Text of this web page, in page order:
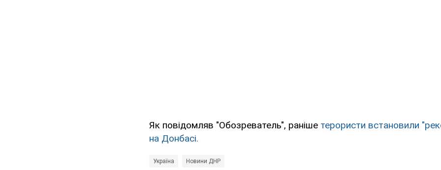
Як повідомляв "Обозреватель", раніше терористи встановили
на Донбасі.
Україна Новини ДНР